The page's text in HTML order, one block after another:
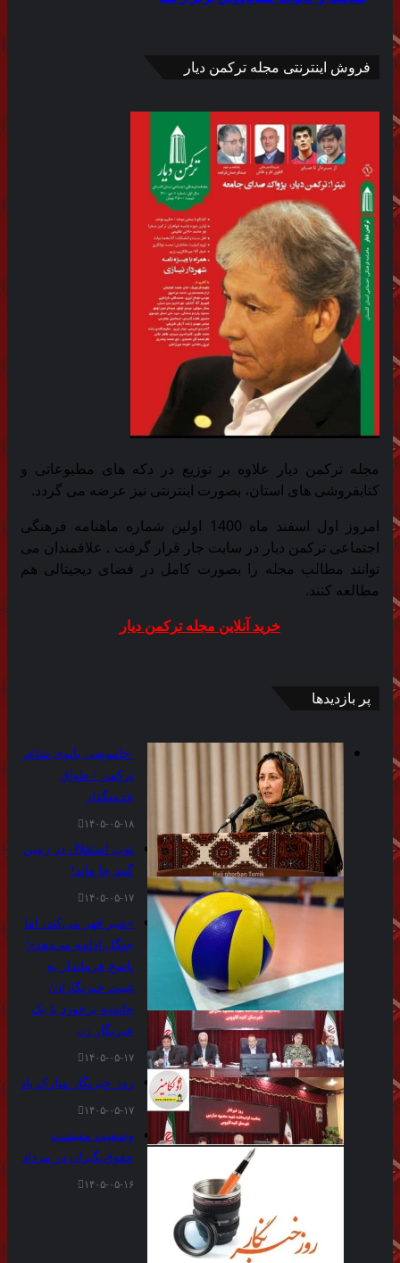
فروش اینترنتی مجله ترکمن دیار
مجله ترکمن دیار علاوه بر توزیع در دکه های مطبوعاتی و
کتابفروشی های استان، بصورت اینترنتی نیز عرضه می گردد.‌
امروز اول اسفند ماه 1400 اولین شماره ماهنامه فرهنگی
اجتماعی ترکمن دیار در سایت جار قرار گرفت . علاقمندان می
توانند مطالب مجله را بصورت کامل در فضای دیجیتالی هم
مطالعه کنند.
خرید آنلاین مجله ترکمن دیار
پر بازدیدها
خاموشی بانوی شاعر
ترکمن ؛ طواق
خدمتگذار
۱۴۰۵-۰۵-۱۸
توپ استقلال در زمین
گنبد جا ماند!
۱۴۰۵-۰۵-۱۷
«شیر قهر می‌کند، اما
جنگل ادامه می‌دهد»؛
پاسخ فرماندار به
غیبت خبرنگاران/
حاشیه برخورد با یک
خبرنگار زن
۱۴۰۵-۰۵-۱۷
روز خبرنگار مبارک باد
۱۴۰۵-۰۵-۱۷
وضعیت معیشت
حقوق‌بگیران در مرداد
۱۴۰۵-۰۵-۱۶